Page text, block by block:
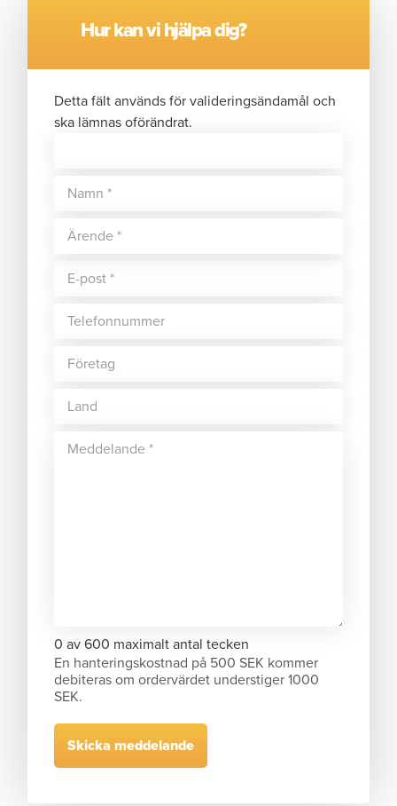
Hur kan vi hjälpa dig?
Detta fält används för valideringsändamål och
ska lämnas oförändrat.
0 av 600 maximalt antal tecken
En hanteringskostnad på 500 SEK kommer
debiteras om ordervärdet understiger 1000
SEK.